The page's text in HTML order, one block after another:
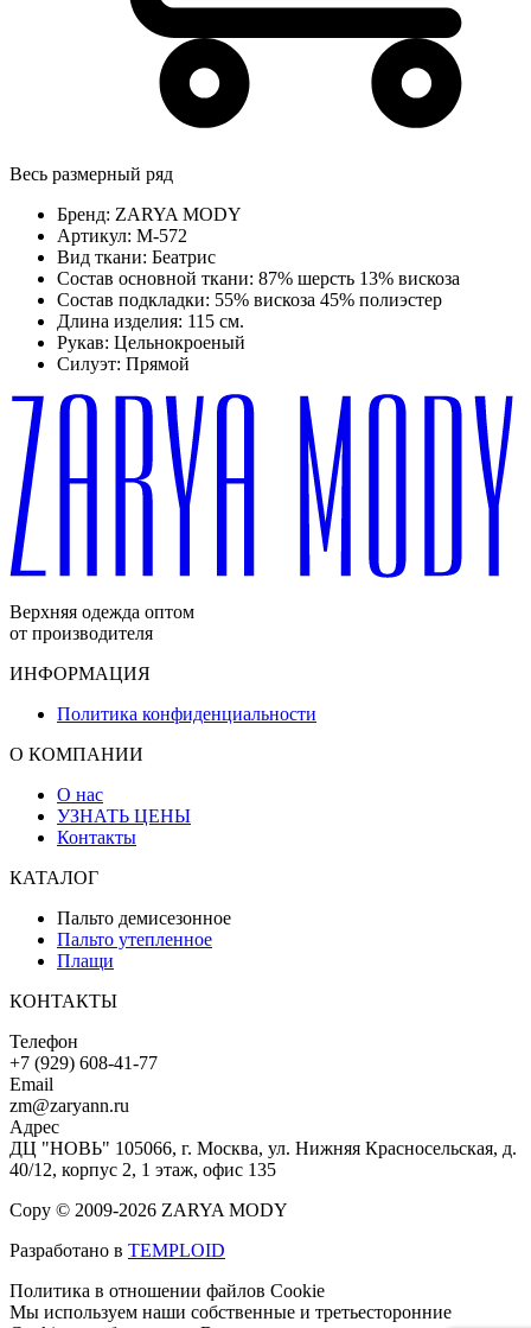
Весь размерный ряд
Бренд: ZARYA MODY
Артикул: М-572
Вид ткани: Беатрис
Состав основной ткани: 87% шерсть 13% вискоза
Состав подкладки: 55% вискоза 45% полиэстер
Длина изделия: 115 см.
Рукав: Цельнокроеный
Силуэт: Прямой
Верхняя одежда оптом
от производителя
ИНФОРМАЦИЯ
Политика конфиденциальности
О КОМПАНИИ
О нас
УЗНАТЬ ЦЕНЫ
Контакты
КАТАЛОГ
Пальто демисезонное
Пальто утепленное
Плащи
КОНТАКТЫ
Телефон
+7 (929) 608-41-77
Email
zm@zaryann.ru
Адрес
ДЦ "НОВЬ" 105066, г. Москва, ул. Нижняя Красносельская, д.
40/12, корпус 2, 1 этаж, офис 135
Copy © 2009-2026 ZARYA MODY
Разработано в TEMPLOID
Политика в отношении файлов Cookie
Мы используем наши собственные и третьесторонние